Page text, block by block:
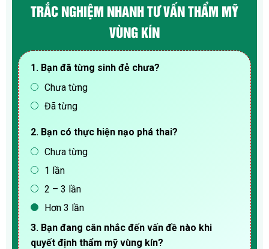
TRẮC NGHIỆM NHANH TƯ VẤN THẨM MỸ
VÙNG KÍN
1. Bạn đã từng sinh đẻ chưa?
Chưa từng
Đã từng
2. Bạn có thực hiện nạo phá thai?
Chưa từng
1 lần
2 – 3 lần
Hơn 3 lần
3. Bạn đang cân nhắc đến vấn đề nào khi
quyết định thẩm mỹ vùng kín?